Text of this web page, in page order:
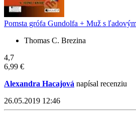
Pomsta grófa Gundolfa + Muž s
Thomas C. Brezina
4,7
6,99 €
Alexandra Hacajová napísal recenziu
26.05.2019 12:46